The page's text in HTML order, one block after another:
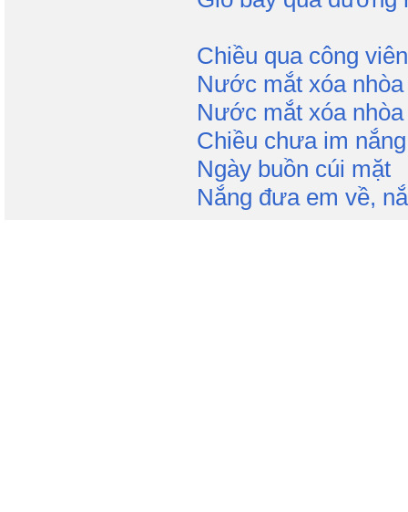
Chiều qua công
Nước mắt xóa
Nước mắt xóa
Chiều chưa im
Ngày buồn cúi mặt
Nắng đưa em về,